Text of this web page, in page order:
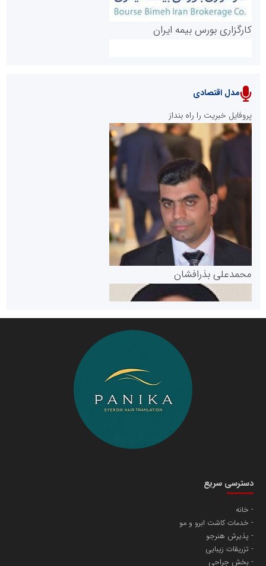
پایگاه خبری نهضت ملی مسکن
پایگاه خبری گفتمان یزد
دانشگاه سئوی ایران
کارگزاری بورس بیمه ایران
سازمان بورس و اوراق بهادار
مرجع اخبار موثق در بازارسرمایه
سازمان صنعت،معدن و تجارت
آهن و فولاد غدیر ایرانیان
تامین آهن اسفنجی تولیدکنندگان فولاد در کشور
مدل اقتصادی
پروفایل خبریت را راه بنداز
محمدعلی بذرافشان
مریم حاج نوروز نظری
دسترسی سریع
خانه
خدمات کاشت ابرو و مو
پذیرش هنرجو
تزریقات زیبایی
بخش جراحی